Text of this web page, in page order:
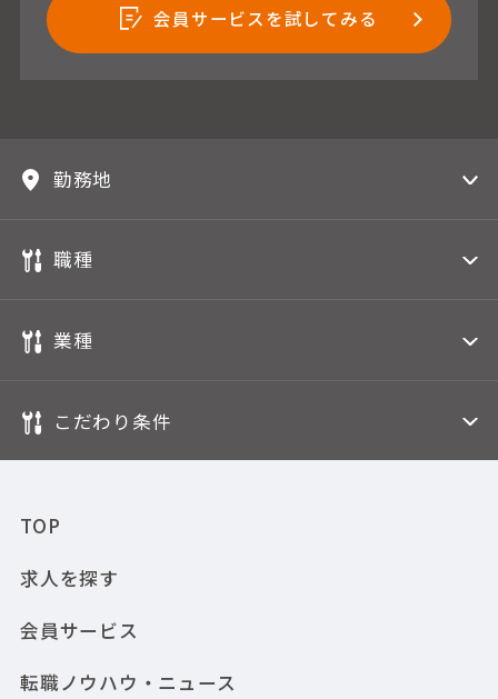
会員サービスを試してみる
勤務地
職種
業種
こだわり条件
TOP
求人を探す
会員サービス
転職ノウハウ・ニュース